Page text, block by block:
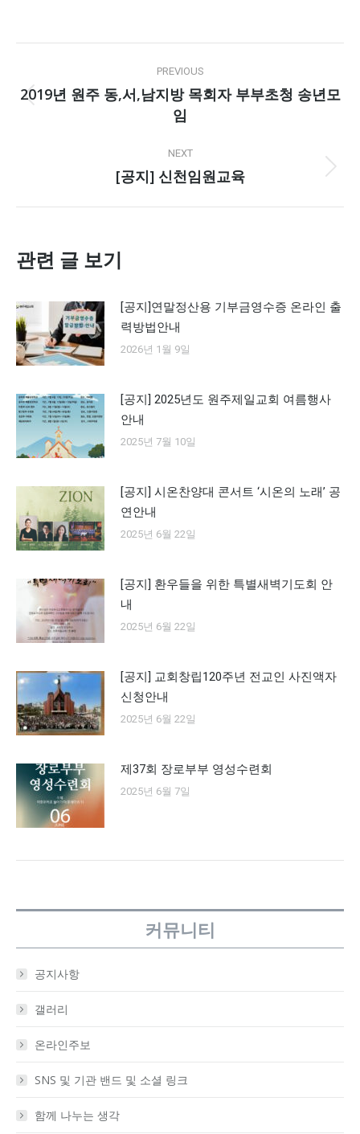
navigation
PREVIOUS
Previous
post:
2019년 원주 동,서,남지방 목회자 부부초청 송년모
임
NEXT
Next
[공지] 신천임원교육
관련 글 보기
[공지]연말정산용 기부금영수증 온라인 출
력방법안내
2026년 1월 9일
[공지] 2025년도 원주제일교회 여름행사
안내
2025년 7월 10일
[공지] 시온찬양대 콘서트 ‘시온의 노래’ 공
연안내
2025년 6월 22일
[공지] 환우들을 위한 특별새벽기도회 안
내
2025년 6월 22일
[공지] 교회창립120주년 전교인 사진액자
신청안내
2025년 6월 22일
제37회 장로부부 영성수련회
2025년 6월 7일
커뮤니티
공지사항
갤러리
온라인주보
SNS 및 기관 밴드 및 소셜 링크
함께 나누는 생각